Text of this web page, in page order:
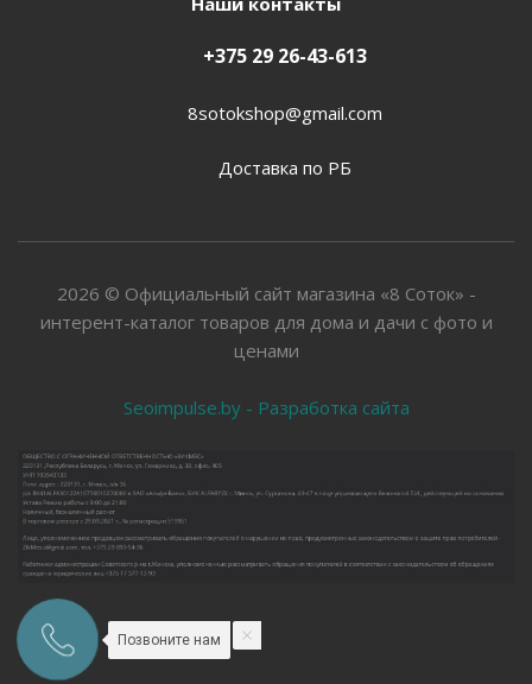
+375 29 26-43-613
8sotokshop@gmail.com
Доставка по РБ
2026 © Официальный сайт магазина «8 Соток» -
интерент-каталог товаров для дома и дачи с фото и
ценами
Seoimpulse.by - Разработка сайта
Позвоните нам